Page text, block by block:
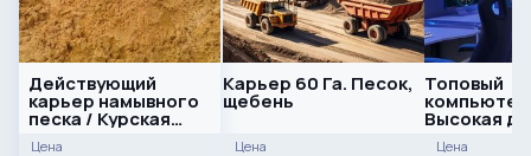
Действующий
карьер намывного
песка / Курская
область
Цена
Карьер 60 Га. Песок,
щебeнь
Цена
Топовый
Высокая
Цена